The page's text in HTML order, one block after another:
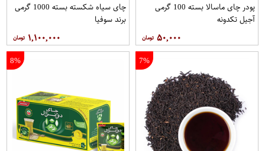
پودر چای ماسالا بسته 100 گرمی
آجیل تکدونه
۵۰,۰۰۰
چای سیاه شکسته بسته 1000 گرمی
برند سوفیا
۱,۱۰۰,۰۰۰
7%
8%